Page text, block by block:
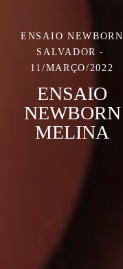
ENSAIO NEWBORN
SALVADOR
11/MARÇO/2022
ENSAIO
NEWBORN
MELINA